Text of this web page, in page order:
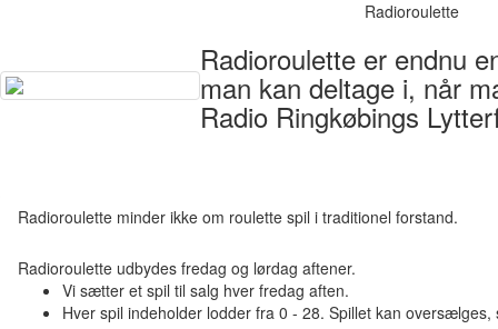
Radioroulette
Radioroulette er endnu
man kan deltage i, når
Radio Ringkøbings
Radioroulette minder ikke om roulette spil i traditionel forstand.
Radioroulette udbydes fredag og lørdag aftener.
Vi sætter et spil til salg hver fredag aften.
Hver spil indeholder lodder fra 0 - 28. Spillet kan